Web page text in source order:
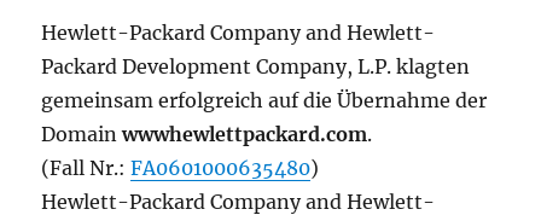
Hewlett-Packard Company and Hewlett-
Packard Development Company, L.P. klagten
gemeinsam erfolgreich auf die Übernahme der
Domainwwwhewlettpackard.com.
(Fall Nr.:FA0601000635480)
Hewlett-Packard Company and Hewlett-